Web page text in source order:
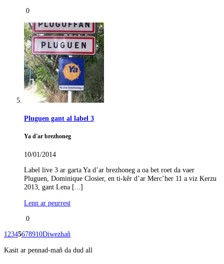
0
Pluguen gant al label 3
Ya d'ar brezhoneg
10/01/2014
Label live 3 ar garta Ya d’ar brezhoneg a oa bet roet da vaer
Pluguen, Dominique Closier, en ti-kêr d’ar Merc’her 11 a viz Kerzu
2013, gant Lena [...]
Lenn ar peurrest
0
12345678910Diwezhañ
Kasit ar pennad-mañ da dud all